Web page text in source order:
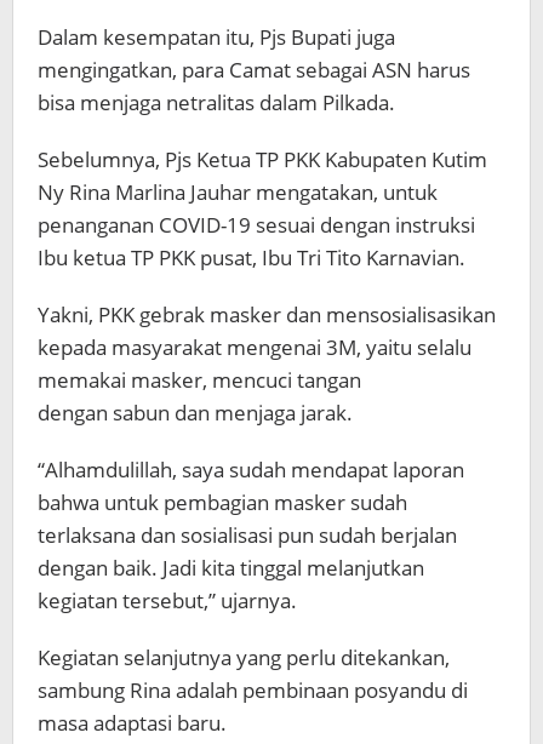
Dalam kesempatan itu, Pjs Bupati juga
mengingatkan, para Camat sebagai ASN harus
bisa menjaga netralitas dalam Pilkada.
Sebelumnya, Pjs Ketua TP PKK Kabupaten Kutim
Ny Rina Marlina Jauhar mengatakan, untuk
penanganan COVID-19 sesuai dengan instruksi
Ibu ketua TP PKK pusat, Ibu Tri Tito Karnavian.
Yakni, PKK gebrak masker dan mensosialisasikan
kepada masyarakat mengenai 3M, yaitu selalu
memakai masker, mencuci tangan
dengan sabun dan menjaga jarak.
“Alhamdulillah, saya sudah mendapat laporan
bahwa untuk pembagian masker sudah
terlaksana dan sosialisasi pun sudah berjalan
dengan baik. Jadi kita tinggal melanjutkan
kegiatan tersebut,” ujarnya.
Kegiatan selanjutnya yang perlu ditekankan,
sambung Rina adalah pembinaan posyandu di
masa adaptasi baru.